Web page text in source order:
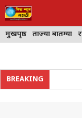
Skip
to
content
मुखपृष्ठ ताज्या बातम्या
BREAKING